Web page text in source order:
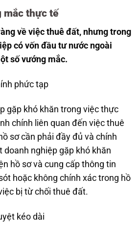
mắc thực tế
về việc thuê đất, nhưng trong
có vốn đầu tư nước ngoài
số vướng mắc.
phức tạp
gặp khó khăn trong việc thực
chính liên quan đến việc thuê
sơ cần phải đầy đủ và chính
doanh nghiệp gặp khó khăn
hồ sơ và cung cấp thông tin
hoặc không chính xác trong hồ
bị từ chối thuê đất.
kéo dài